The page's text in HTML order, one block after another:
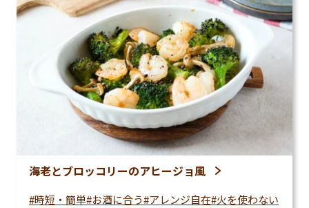
海老とブロッコリーのアヒージョ風
時短・簡単 お酒に合う アレンジ自在 火を使わない